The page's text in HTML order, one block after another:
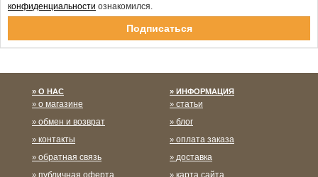
конфиденциальности ознакомился.
О НАС
о магазине
обмен и возврат
контакты
обратная связь
публичная оферта
ИНФОРМАЦИЯ
статьи
блог
оплата заказа
доставка
карта сайта